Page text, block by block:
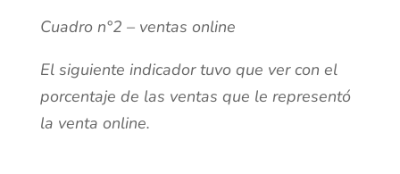
Cuadro n°2 – ventas online
El siguiente indicador tuvo que ver con el
porcentaje de las ventas que le representó
la venta online.